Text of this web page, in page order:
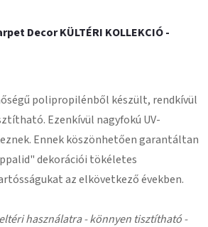
Decor KÜLTÉRI KOLLEKCIÓ -
polipropilénből készült, rendkívül
Ezenkívül nagyfokú UV-
Ennek köszönhetően garantáltan
dekorációi tökéletes
az elkövetkező években.
használatra - könnyen tisztítható -